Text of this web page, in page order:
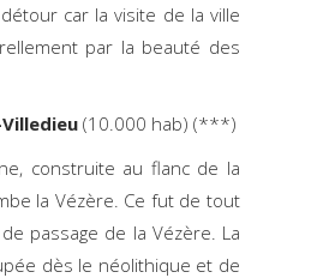
car la visite de la ville
par la beauté des
(10.000 hab) (***)
construite au flanc de la
la Vézère. Ce fut de tout
passage de la Vézère. La
dès le néolithique et de